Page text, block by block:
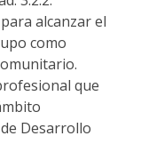
alcanzar el
como
que
Desarrollo